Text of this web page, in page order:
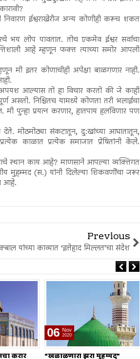
ईश्वराखेरीज अन्य कोणीही करूच शकत
भय लोप पावतात. तोच एकमेव ईश्वर सर्वाचा
आहे म्हणून फक्त त्याच्या समोर आपली
मी इतर कोणाचीही अपेक्षा बाळगणार नाही.
अपयश आल्यास तो हा विचार करतो की जे काही
असतो. निश्चितच यामध्ये कोणता तरी भलाईचा
पुन्हा प्रयत्न करणार, हातपाय हलविणार पण
देते. मोठमोठ्या संकटातून, दु:खांच्या आघातातून,
काळात प्रत्येक समाजात प्रेषितांनी केले.
स्थान काय आहे? माणसाने आपल्या व्यक्तिगत
मुहम्मद (स.) यांनी दिलेल्या शिकवणींचा जरूर
आहे.
Previous
यांच्या काव्यात ‘इत्तेहाद मिल्लत’चा संदेश
06 Nov
“खळाळणारा झरा मुहम्मद”